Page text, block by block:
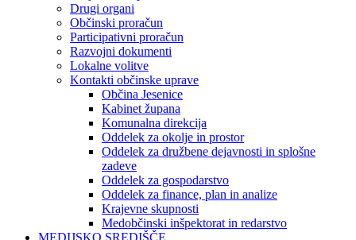
Drugi organi
Občinski proračun
Participativni proračun
Razvojni dokumenti
Lokalne volitve
Kontakti občinske uprave
Občina Jesenice
Kabinet župana
Komunalna direkcija
Oddelek za okolje in prostor
Oddelek za družbene dejavnosti in splošne
zadeve
Oddelek za gospodarstvo
Oddelek za finance, plan in analize
Krajevne skupnosti
Medobčinski inšpektorat in redarstvo
MEDIJSKO SREDIŠČE